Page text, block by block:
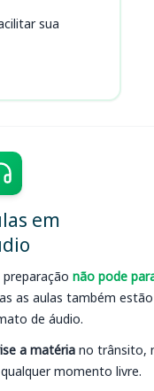
sua
em
preparação não pode
as aulas também
de áudio.
a matéria no trânsito,
momento livre.